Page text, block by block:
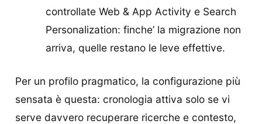
controllate Web & App Activity e Search
Personalization: finche’ la migrazione non
arriva, quelle restano le leve effettive.
Per un profilo pragmatico, la configurazione più
sensata è questa: cronologia attiva solo se vi
serve davvero recuperare ricerche e contesto,